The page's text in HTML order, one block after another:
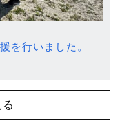
を行いました。